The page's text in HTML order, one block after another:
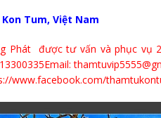
Tum, Việt Nam
Phát được tư vấn và phục vụ
www.facebook.com/